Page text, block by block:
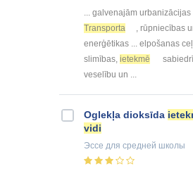
... galvenajām urbanizācijas
Transporta
, rūpniecības
enerģētikas ... elpošanas
slimības, ietekmē
veselību un ...
Oglekļa dioksīda
vidi
Эссе для средней школы